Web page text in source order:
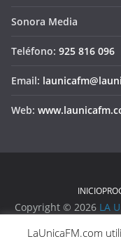
Sonora Media
Teléfono: 925 816 096
Email:
Web:
INICIO
Copyright © 2026 LA
LaUnicaFM.com